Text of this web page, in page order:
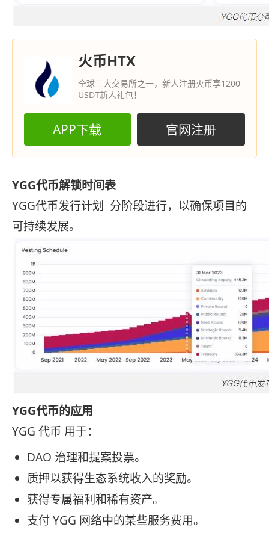
火币HTX
全球三大交易所之一，新人注册火币享1200
USDT新人礼包！
APP下载 官网注册
YGG代币解锁时间表
YGG代币发行计划 分阶段进行，以确保项目的
可持续发展。
YGG代币的应用
YGG 代币 用于：
DAO 治理和提案投票。
质押以获得生态系统收入的奖励。
获得专属福利和稀有资产。
支付 YGG 网络中的某些服务费用。